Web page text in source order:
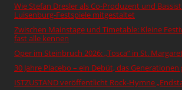
Wie Stefan Dresler als Co-Produzent und
Luisenburg-Festspiele mitgestaltet
Zwischen Mainstage und Timetable: Kleine
fast alle kennen
Oper im Steinbruch 2026: „Tosca“ in St.
30 Jahre Placebo – ein Debüt, das
ISTZUSTAND veröffentlicht Rock-Hymne